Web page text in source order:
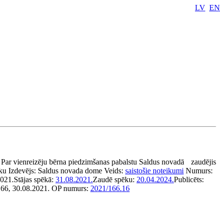
LV EN
Par vienreizēju bērna piedzimšanas pabalstu Saldus novadā
zaudējis
Izdevējs: Saldus novada dome Veids: saistošie noteikumi Numurs:
Stājas spēkā: 31.08.2021.Zaudē spēku: 20.04.2024.Publicēts:
30.08.2021. OP numurs: 2021/166.16